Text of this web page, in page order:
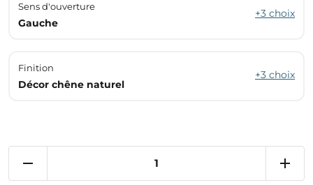
Sens d'ouverture
Gauche
+3 choix
Finition
Décor chêne naturel
+3 choix